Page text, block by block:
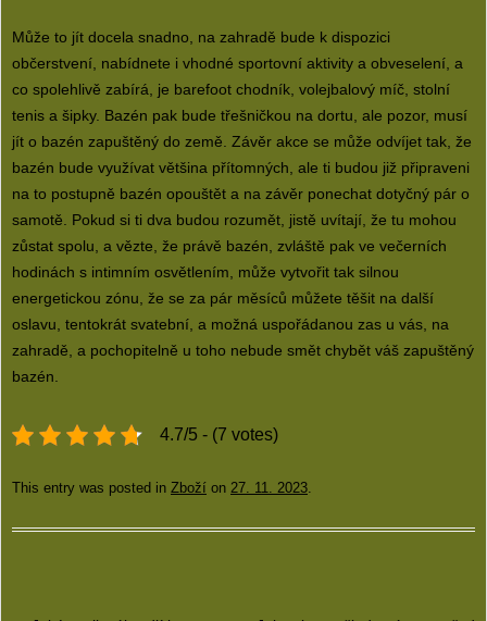
Může to jít docela snadno, na zahradě bude k dispozici
občerstvení, nabídnete i vhodné sportovní aktivity a obveselení, a
co spolehlivě zabírá, je barefoot chodník, volejbalový míč, stolní
tenis a šipky. Bazén pak bude třešničkou na dortu, ale pozor, musí
jít o bazén zapuštěný do země. Závěr akce se může odvíjet tak, že
bazén bude využívat většina přítomných, ale ti budou již připraveni
na to postupně bazén opouštět a na závěr ponechat dotyčný pár o
samotě. Pokud si ti dva budou rozumět, jistě uvítají, že tu mohou
zůstat spolu, a vězte, že právě bazén, zvláště pak ve večerních
hodinách s intimním osvětlením, může vytvořit tak silnou
energetickou zónu, že se za pár měsíců můžete těšit na další
oslavu, tentokrát svatební, a možná uspořádanou zas u vás, na
zahradě, a pochopitelně u toho nebude smět chybět váš zapuštěný
bazén.
4.7/5 - (7 votes)
This entry was posted in Zboží on 27. 11. 2023.